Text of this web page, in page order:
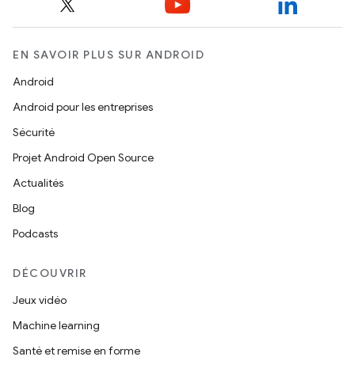
EN SAVOIR PLUS SUR ANDROID
Android
Android pour les entreprises
Sécurité
Projet Android Open Source
Actualités
Blog
Podcasts
DÉCOUVRIR
Jeux vidéo
Machine learning
Santé et remise en forme